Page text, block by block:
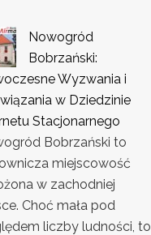
Nowogród
Bobrzański:
Wyzwania i
w Dziedzinie
Stacjonarnego
Bobrzański to
miejscowość
w zachodniej
Choć mała pod
liczby ludności, to